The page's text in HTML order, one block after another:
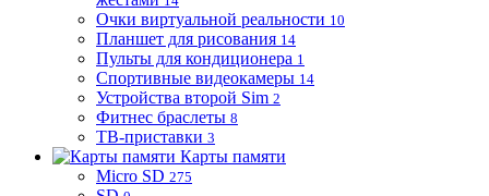
Очки виртуальной реальности 10
Планшет для рисования 14
Пульты для кондиционера 1
Спортивные видеокамеры 14
Устройства второй Sim 2
Фитнес браслеты 8
ТВ-приставки 3
Карты памяти
Micro SD 275